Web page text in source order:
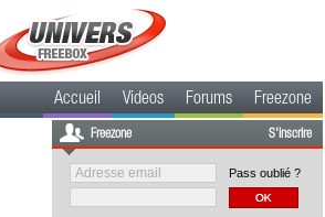
Accueil Videos Forums Freezone
Freezone S'inscrire
Pass oublié ?